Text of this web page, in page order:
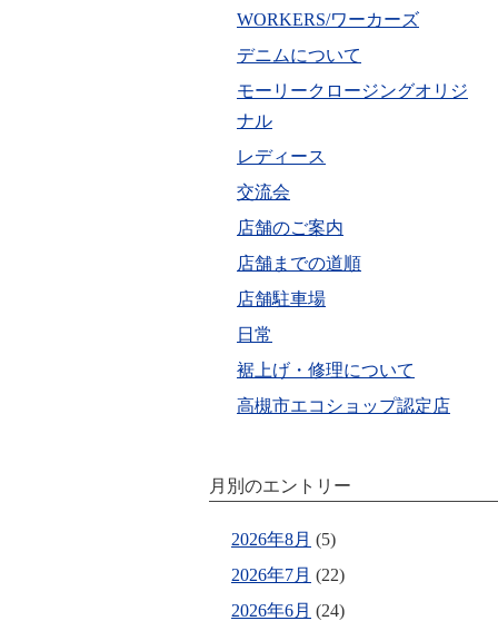
WORKERS/ワーカーズ
デニムについて
モーリークロージングオリジ
ナル
レディース
交流会
店舗のご案内
店舗までの道順
店舗駐車場
日常
裾上げ・修理について
高槻市エコショップ認定店
月別のエントリー
2026年8月 (5)
2026年7月 (22)
2026年6月 (24)